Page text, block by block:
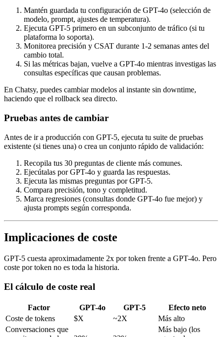
Mantén guardada tu configuración de GPT-4o (selección de
modelo, prompt, ajustes de temperatura).
Ejecuta GPT-5 primero en un subconjunto de tráfico (si tu
plataforma lo soporta).
Monitorea precisión y CSAT durante 1-2 semanas antes del
cambio total.
Si las métricas bajan, vuelve a GPT-4o mientras investigas las
consultas específicas que causan problemas.
En Chatsy, puedes cambiar modelos al instante sin downtime,
haciendo que el rollback sea directo.
Pruebas antes de cambiar
Antes de ir a producción con GPT-5, ejecuta tu suite de pruebas
existente (si tienes una) o crea un conjunto rápido de validación:
Recopila tus 30 preguntas de cliente más comunes.
Ejecútalas por GPT-4o y guarda las respuestas.
Ejecuta las mismas preguntas por GPT-5.
Compara precisión, tono y completitud.
Marca regresiones (consultas donde GPT-4o fue mejor) y
ajusta prompts según corresponda.
Implicaciones de coste
GPT-5 cuesta aproximadamente 2x por token frente a GPT-4o. Pero
coste por token no es toda la historia.
El cálculo de coste real
Factor GPT-4o GPT-5
Efecto neto
Coste de tokens
$X ~2X
Más alto
Conversaciones que
Más bajo (los